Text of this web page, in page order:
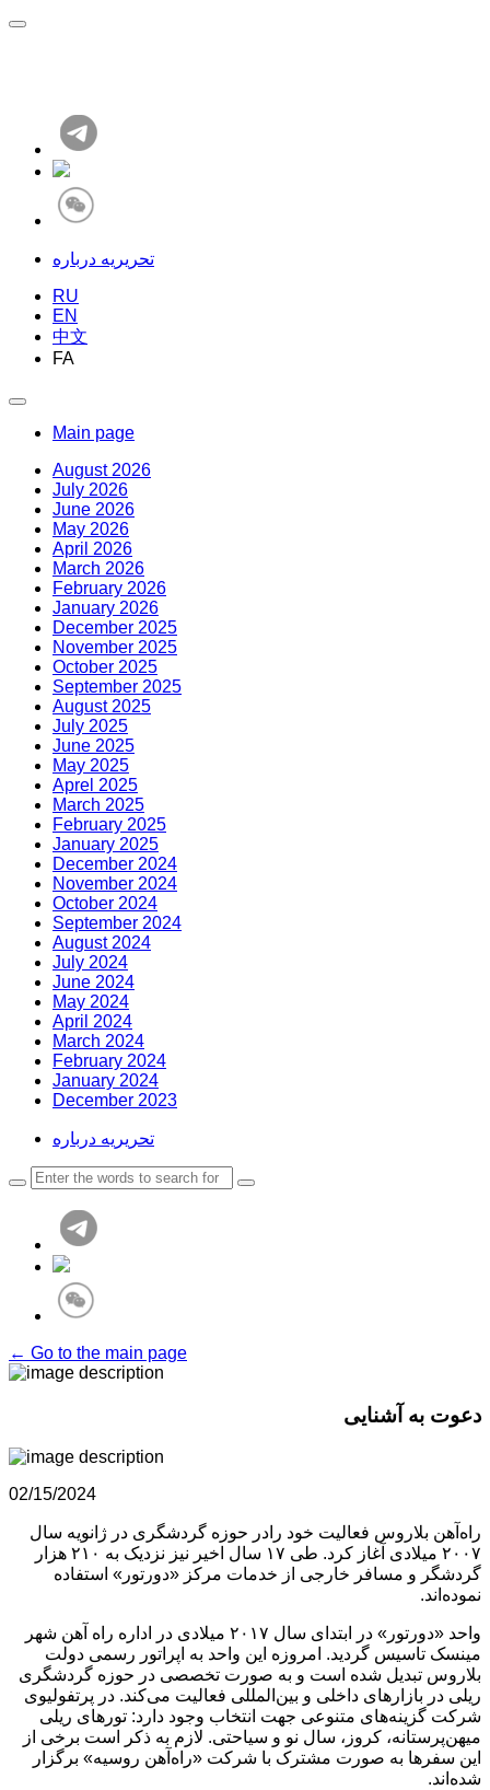
تحریریه درباره
RU
EN
中文
FA
Main page
August 2026
July 2026
June 2026
May 2026
April 2026
March 2026
February 2026
January 2026
December 2025
November 2025
October 2025
September 2025
August 2025
July 2025
June 2025
May 2025
Aprel 2025
March 2025
February 2025
January 2025
December 2024
November 2024
October 2024
September 2024
August 2024
July 2024
June 2024
May 2024
April 2024
March 2024
February 2024
January 2024
December 2023
تحریریه درباره
← Go to the main page
دعوت به آشنایی
02/15/2024
راه‌آهن بلاروس فعالیت خود رادر حوزه گردشگری در ژانویه سال
۲۰۰۷ میلادی آغاز کرد. طی ۱۷ سال اخیر نیز نزدیک به ۲۱۰ هزار
گردشگر و مسافر خارجی از خدمات مرکز «دورتور» استفاده
نموده‌اند.
واحد «دورتور» در ابتدای سال ۲۰۱۷ میلادی در اداره راه آهن شهر
مینسک تاسیس گردید. امروزه این واحد به اپراتور رسمی دولت
بلاروس تبدیل شده است و به صورت تخصصی در حوزه گردشگری
ریلی در بازارهای داخلی و بین‌المللی فعالیت می‌کند. در پرتفولیوی
شرکت گزینه‌های متنوعی جهت انتخاب وجود دارد: تورهای ریلی
میهن‌پرستانه، کروز، سال نو و سیاحتی. لازم به ذکر است برخی از
این سفرها به صورت مشترک با شرکت «راه‌آهن روسیه» برگزار
شده‌اند.